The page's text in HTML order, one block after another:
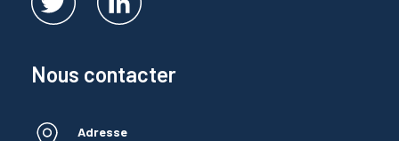
Nous contacter
Adresse